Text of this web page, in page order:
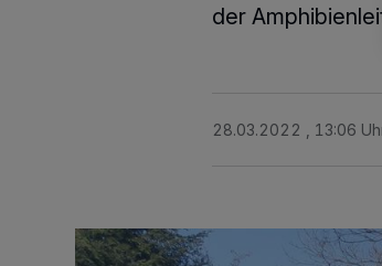
der
28.03.2022 , 13:06